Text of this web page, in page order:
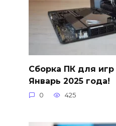
Сборка ПК для игр
Январь 2025 года!
0 425